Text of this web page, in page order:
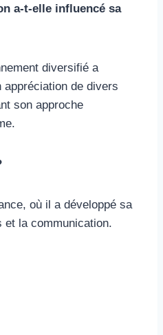
a-t-elle influencé sa
diversifié a
de divers
son approche
où il a développé sa
et la communication.